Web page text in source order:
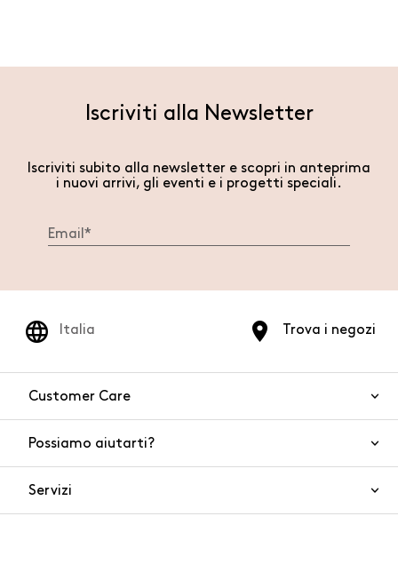
Iscriviti alla Newsletter
Iscriviti subito alla newsletter e scopri in anteprima
i nuovi arrivi, gli eventi e i progetti speciali.
Trova i negozi
Italia
Customer Care
Sicurezza del prodotto
Possiamo aiutarti?
Servizi